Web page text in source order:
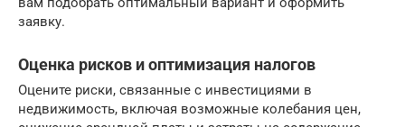
заявку.
Оценка рисков и оптимизация налогов
Оцените риски, связанные с инвестициями в
недвижимость, включая возможные колебания цен,